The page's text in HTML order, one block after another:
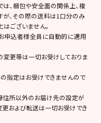
、梱包や安全面の関係上、複
、その際の送料は1口分のみ
はございません。
申込者様全員に自動的に適用
更等は一切お受けしておりま
指定はお受けできませんので
住所以外のお届け先の設定が
および転送は一切お受けでき